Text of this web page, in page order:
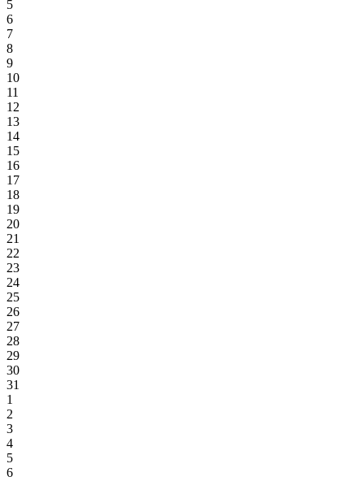
5
6
7
8
9
10
11
12
13
14
15
16
17
18
19
20
21
22
23
24
25
26
27
28
29
30
31
1
2
3
4
5
6